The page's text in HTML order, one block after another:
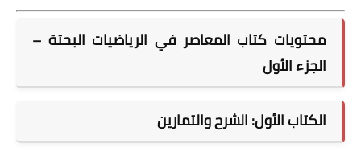
محتويات كتاب المعاصر في الرياضيات البحتة –
الجزء الأول
الكتاب الأول: الشرح والتمارين